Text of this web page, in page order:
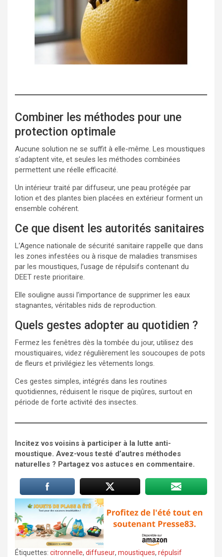
Combiner les méthodes pour une
protection optimale
Aucune solution ne se suffit à elle-même. Les moustiques
s’adaptent vite, et seules les méthodes combinées
permettent une réelle efficacité.
Un intérieur traité par diffuseur, une peau protégée par
lotion et des plantes bien placées en extérieur forment un
ensemble cohérent.
Ce que disent les autorités sanitaires
L’Agence nationale de sécurité sanitaire rappelle que dans
les zones infestées ou à risque de maladies transmises
par les moustiques, l’usage de répulsifs contenant du
DEET reste prioritaire.
Elle souligne aussi l’importance de supprimer les eaux
stagnantes, véritables nids de reproduction.
Quels gestes adopter au quotidien ?
Fermez les fenêtres dès la tombée du jour, utilisez des
moustiquaires, videz régulièrement les soucoupes de pots
de fleurs et privilégiez les vêtements longs.
Ces gestes simples, intégrés dans les routines
quotidiennes, réduisent le risque de piqûres, surtout en
période de forte activité des insectes.
Incitez vos voisins à participer à la lutte anti-
moustique. Avez-vous testé d’autres méthodes
naturelles ? Partagez vos astuces en commentaire.
Étiquettes: citronnelle, diffuseur, moustiques, répulsif